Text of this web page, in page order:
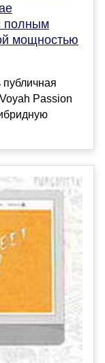
полным
мощностью
Passion